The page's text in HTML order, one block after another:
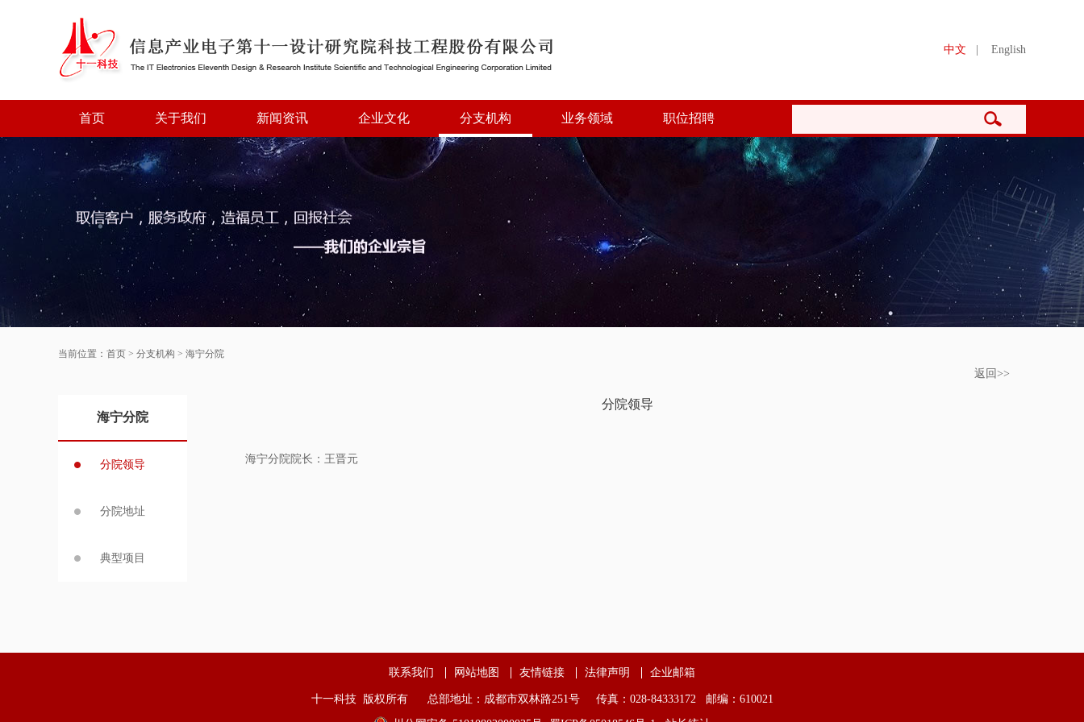
中文 English
首页 关于我们 新闻资讯 企业文化 分支机构 业务领域 职位招聘
当前位置： 首页 > 分支机构 > 海宁分院
返回>>
海宁分院
分院领导
分院地址
典型项目
分院领导
海宁分院院长：王晋元
联系我们 网站地图 友情链接 法律声明 企业邮箱
十一科技 版权所有 总部地址：成都市双林路251号 传真：028-84333172 邮编：610021